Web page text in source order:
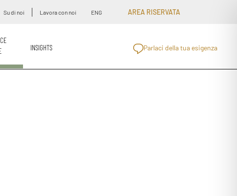
Su di noi Lavora con noi ENG AREA RISERVATA
INSIGHTS Parlaci della tua esigenza